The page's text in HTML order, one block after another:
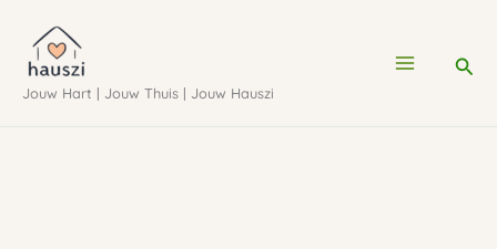
naar
deJouw Hart | Jouw Thuis | Jouw Hauszi